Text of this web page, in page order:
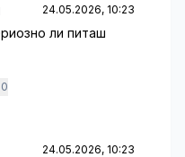
24.05.2026, 10:23
ли питаш
0
24.05.2026, 10:23